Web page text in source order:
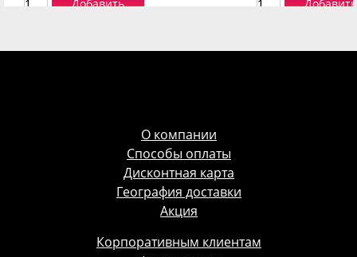
Добавить Добавить
О компании
Способы оплаты
Дисконтная карта
География доставки
Акция
Корпоративным клиентам